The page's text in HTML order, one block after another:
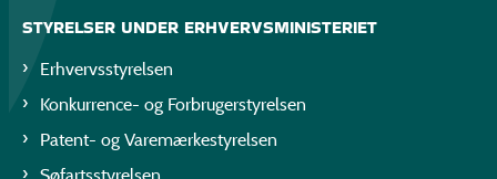
STYRELSER UNDER ERHVERVSMINISTERIET
Erhvervsstyrelsen
Konkurrence- og Forbrugerstyrelsen
Patent- og Varemærkestyrelsen